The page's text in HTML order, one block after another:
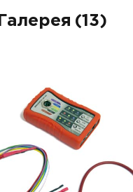
Галерея (13)